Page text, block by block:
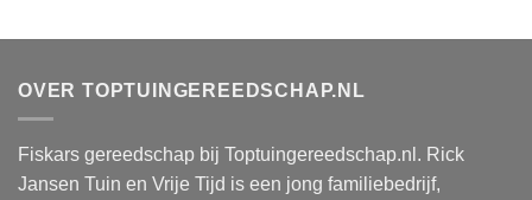
OVER TOPTUINGEREEDSCHAP.NL
Fiskars gereedschap bij Toptuingereedschap.nl. Rick
Jansen Tuin en Vrije Tijd is een jong familiebedrijf,